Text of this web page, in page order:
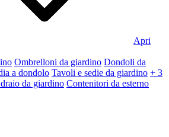
Apri
Ombrelloni da giardino Dondoli da
a dondolo Tavoli e sedie da giardino + 3
da giardino Contenitori da esterno